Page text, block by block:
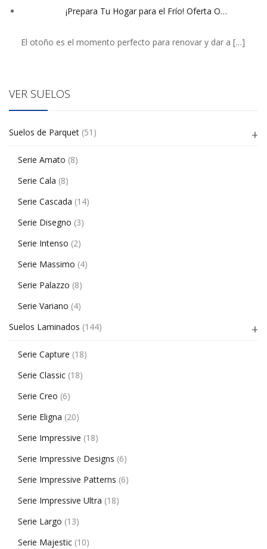
¡Prepara Tu Hogar para el Frío! Oferta O…
El otoño es el momento perfecto para renovar y dar a […]
VER SUELOS
Suelos de Parquet (51)
Serie Amato (8)
Serie Cala (8)
Serie Cascada (14)
Serie Disegno (3)
Serie Intenso (2)
Serie Massimo (4)
Serie Palazzo (8)
Serie Variano (4)
Suelos Laminados (144)
Serie Capture (18)
Serie Classic (18)
Serie Creo (6)
Serie Eligna (20)
Serie Impressive (18)
Serie Impressive Designs (6)
Serie Impressive Patterns (6)
Serie Impressive Ultra (18)
Serie Largo (13)
Serie Majestic (10)